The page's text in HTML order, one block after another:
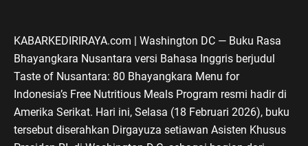
KABARKEDIRIRAYA.com | Washington DC — Buku Rasa
Bhayangkara Nusantara versi Bahasa Inggris berjudul
Taste of Nusantara: 80 Bhayangkara Menu for
Indonesia’s Free Nutritious Meals Program resmi hadir di
Amerika Serikat. Hari ini, Selasa (18 Februari 2026), buku
tersebut diserahkan Dirgayuza setiawan Asisten Khusus